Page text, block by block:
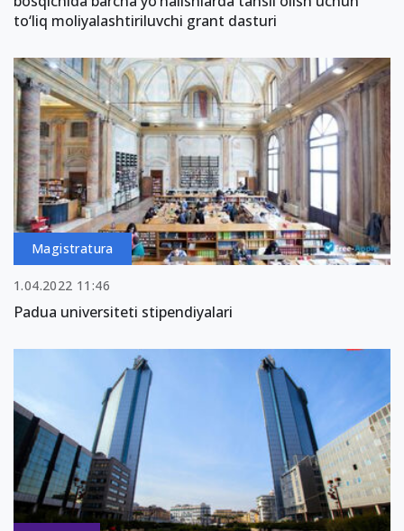
to‘liq moliyalashtiriluvchi grant dasturi
Magistratura
1.04.2022 11:46
Padua universiteti stipendiyalari